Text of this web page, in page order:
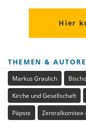
Hier
THEMEN &
Markus Graulich
Kirche und Gesellschaft
Päpste Zentralkomitee